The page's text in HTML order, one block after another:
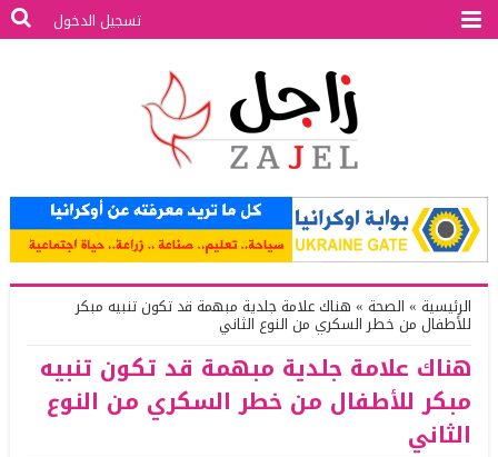
تسجيل الدخول
الرئيسية » الصحة »هناك علامة جلدية مبهمة قد تكون تنبيه مبكر
للأطفال من خطر السكري من النوع الثاني
هناك علامة جلدية مبهمة قد تكون تنبيه
مبكر للأطفال من خطر السكري من النوع
الثاني